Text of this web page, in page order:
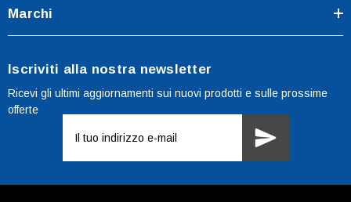
Marchi
Iscriviti alla nostra newsletter
Ricevi gli ultimi aggiornamenti sui nuovi prodotti e sulle prossime
offerte
mail